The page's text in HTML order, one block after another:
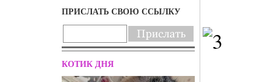
ПРИСЛАТЬ СВОЮ ССЫЛКУ
КОТИК ДНЯ